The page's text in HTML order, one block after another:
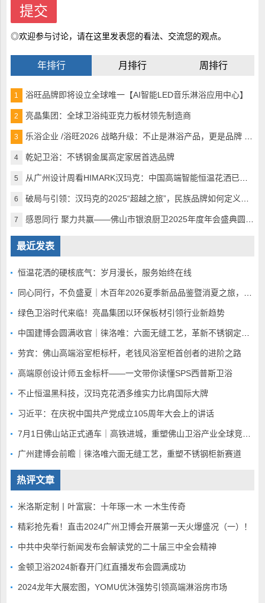
◎欢迎参与讨论，请在这里发表您的看法、交流您的观点。
年排行 月排行 周排行
1 浴旺品牌即将设立全球唯一【AI智能LED音乐淋浴应用中心】
2 亮晶集团：全球卫浴纯亚克力板材领先制造商
3 乐浴企业 /浴旺2026 战略升级：不止是淋浴产品，更是品牌 + 生活方式的引领者
4 乾妃卫浴：不锈钢金属高定家居首选品牌
5 从广州设计周看HIMARK汉玛克：中国高端智能恒温花洒已完美超越
6 破局与引领：汉玛克的2025“超越之旅”，民族品牌如何定义全球高奢沐浴
7 感恩同行 聚力共赢——佛山市银浪厨卫2025年度年会盛典圆满落幕
最近发表
恒温花洒的硬核底气：岁月漫长，服务始终在线
同心同行，不负盛夏｜木百年2026夏季新品品鉴暨消夏之旅，静候全国家人赴蓉
绿色卫浴时代来临！亮晶集团以环保板材引领行业新趋势
中国建博会圆满收官｜徕洛唯：六面无缝工艺，革新不锈钢定制赛道
劳宾：佛山高端浴室柜标杆，老钱风浴室柜首创者的进阶之路
高端原创设计师五金标杆——一文带你读懂SPS西普斯卫浴
不止恒温黑科技，汉玛克花洒多维实力比肩国际大牌
习近平：在庆祝中国共产党成立105周年大会上的讲话
7月1日佛山站正式通车｜高铁进城，重塑佛山卫浴产业全球竞争底盘
广州建博会前瞻｜徕洛唯六面无缝工艺，重塑不锈钢柜新赛道
热评文章
米洛斯定制丨叶富宸：十年琢一木 一木生传奇
精彩抢先看！直击2024广州卫博会开展第一天火爆盛况（一）！
中共中央举行新闻发布会解读党的二十届三中全会精神
金顿卫浴2024新春开门红直播发布会圆满成功
2024龙年大展宏图，YOMU优沐强势引领高端淋浴房市场